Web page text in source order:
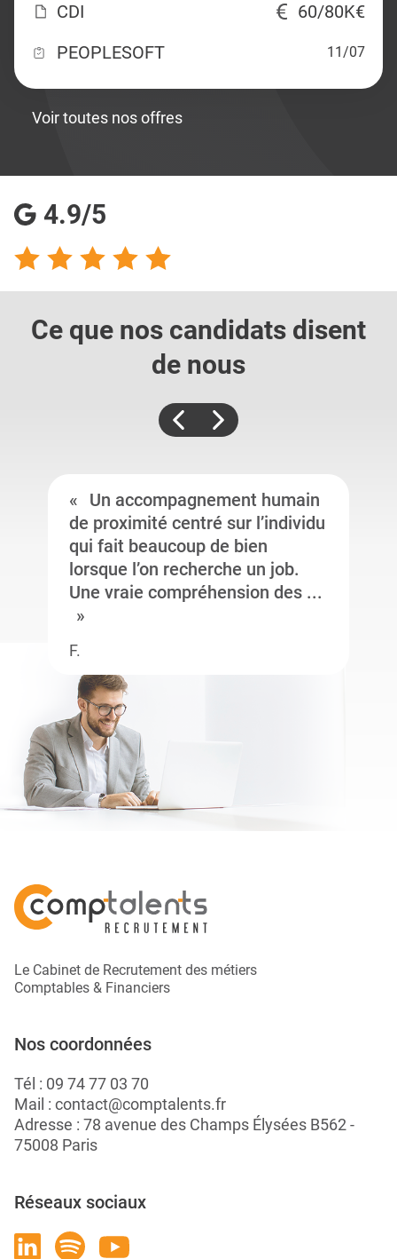
CDI
60/80K€
PEOPLESOFT
11/07
Voir toutes nos offres
4.9/5
Ce que nos candidats disent
de nous
Un accompagnement humain
de proximité centré sur l’individu
qui fait beaucoup de bien
lorsque l’on recherche un job.
Une vraie compréhension des ...
F.
Le Cabinet de Recrutement des métiers
Comptables & Financiers
Nos coordonnées
Tél : 09 74 77 03 70
Mail : contact@comptalents.fr
Adresse : 78 avenue des Champs Élysées B562 -
75008 Paris
Réseaux sociaux